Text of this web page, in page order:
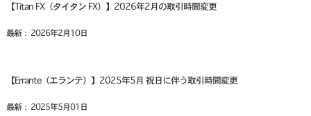
【Titan FX（タイタン FX）】2026年2月の取引時間変更
最新： 2026年2月10日
【Errante（エランテ）】2025年5月 祝日に伴う取引時間変更
最新： 2025年5月01日